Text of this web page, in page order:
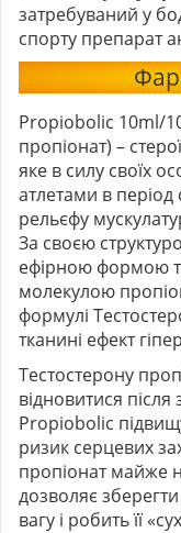
затребуваний у
спорту препарат
Propiobolic 10ml/
пропіонат) –
яке в силу своїх
атлетами в
рельєфу
За своєю
ефірною формою
молекулою
формулі
тканині ефект
Тестостерону
відновитися
Propiobolic
ризик серцевих
пропіонат майже
дозволяє
вагу і робить її